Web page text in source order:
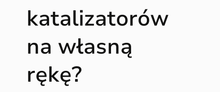
m
i
j
s
p
katalizatorów
na własną
rękę?